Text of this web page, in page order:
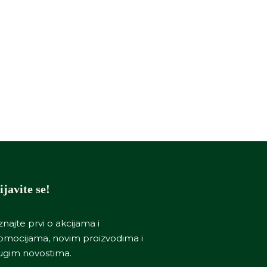
se!
prvi o akcijama i
novim proizvodima i
novostima.